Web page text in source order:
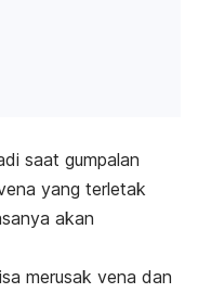
saat gumpalan
yang terletak
akan
merusak vena dan